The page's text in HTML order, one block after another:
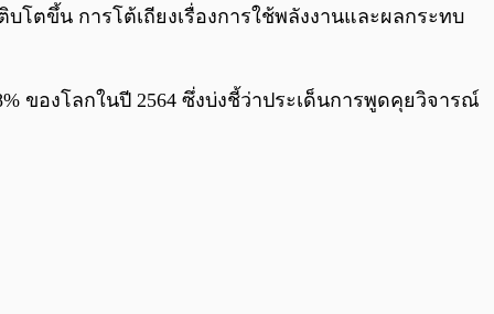
โตขึ้น การโต้เถียงเรื่องการใช้พลังงานและผลกระทบ
ของโลกในปี 2564 ซึ่งบ่งชี้ว่าประเด็นการพูดคุยวิจารณ์